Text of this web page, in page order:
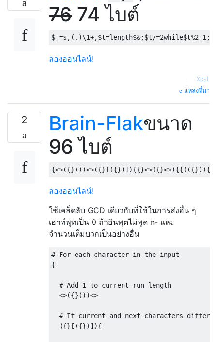
76 74 ไบต์
$_ =s ,(.)\1+,$t=length$&;$t/=2while$t%2-1 ;
ลองออนไลน์!
— Xcali
แหล่งที่มา
2 Brain-Flakขนาด
96 ไบต์
ลองออนไลน์!
ใช้เคล็ดลับ GCD เดียวกับที่ใช้ในการส่งอื่น ๆ
เอาท์พุทเป็น 0 ถ้าอินพุตไม่พูด n- และ
จำนวนเต็มบวกเป็นอย่างอื่น
# For each character in the input
{
  # Add 1 to current run length
  <>({}())<>
  # If current and next characters differ:
  ({}[({})]){